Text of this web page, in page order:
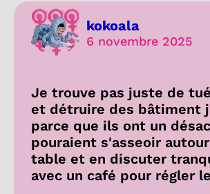
kokoala
6 novembre 2025
Je trouve pas juste de
et détruire des bâtiment
parce que ils ont un
pouraient s'asseoir
table et en discuter
avec un café pour régler